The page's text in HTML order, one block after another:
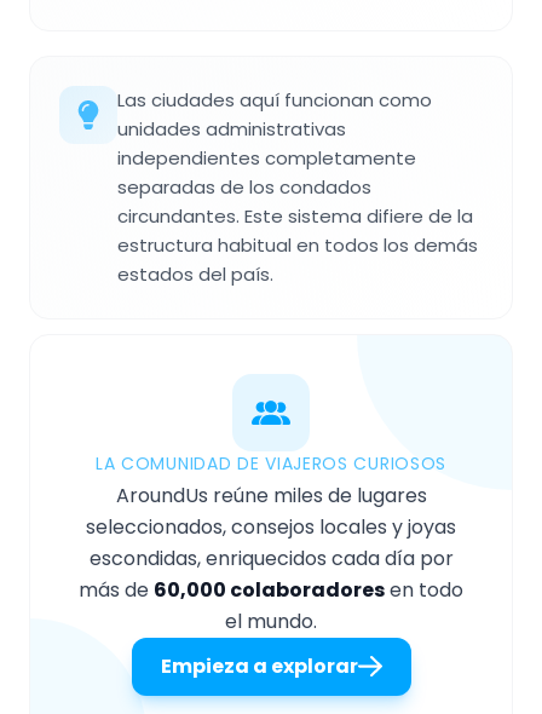
Las ciudades aquí funcionan como
unidades administrativas
independientes completamente
separadas de los condados
circundantes. Este sistema difiere de la
estructura habitual en todos los demás
estados del país.
LA COMUNIDAD DE VIAJEROS CURIOSOS
AroundUs reúne miles de lugares
seleccionados, consejos locales y joyas
escondidas, enriquecidos cada día por
más de 60,000 colaboradoresen todo
el mundo.
Empieza a explorar